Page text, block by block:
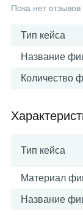
Пока нет отзывов
Тип кейса
Название
Количество
Тип кейса
Материал
Название